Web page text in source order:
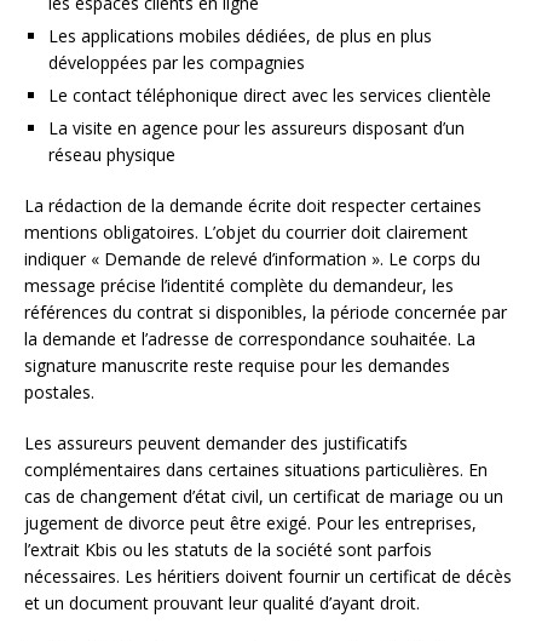
Les applications mobiles dédiées, de plus en plus
développées par les compagnies
Le contact téléphonique direct avec les services clientèle
La visite en agence pour les assureurs disposant d’un
réseau physique
La rédaction de la demande écrite doit respecter certaines
mentions obligatoires. L’objet du courrier doit clairement
indiquer « Demande de relevé d’information ». Le corps du
message précise l’identité complète du demandeur, les
références du contrat si disponibles, la période concernée par
la demande et l’adresse de correspondance souhaitée. La
signature manuscrite reste requise pour les demandes
postales.
Les assureurs peuvent demander des justificatifs
complémentaires dans certaines situations particulières. En
cas de changement d’état civil, un certificat de mariage ou un
jugement de divorce peut être exigé. Pour les entreprises,
l’extrait Kbis ou les statuts de la société sont parfois
nécessaires. Les héritiers doivent fournir un certificat de décès
et un document prouvant leur qualité d’ayant droit.